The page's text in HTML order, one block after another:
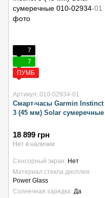
7
7
ПУМБ
Артикул: 010-02934-01
Смарт-часы Garmin Instinct
3 (45 мм) Solar сумеречные
18 899 грн
Нет в наличии
Сенсорный экран
Нет
Материал стекла дисплея
Power Glass
Солнечная зарядка Да